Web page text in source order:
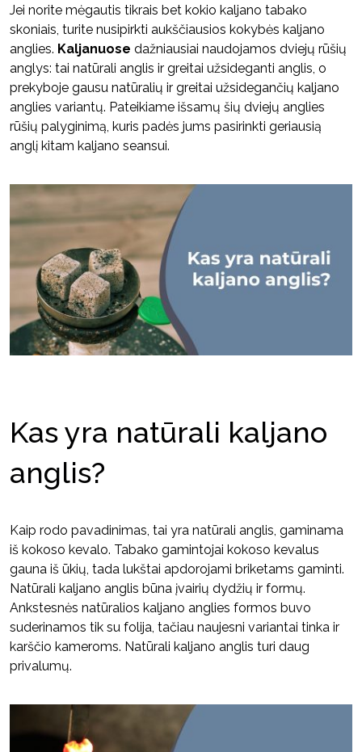
Jei norite mėgautis tikrais bet kokio kaljano tabako
skoniais, turite nusipirkti aukščiausios kokybės kaljano
anglies. Kaljanuose dažniausiai naudojamos dviejų rūšių
anglys: tai natūrali anglis ir greitai užsideganti anglis, o
prekyboje gausu natūralių ir greitai užsidegančių kaljano
anglies variantų. Pateikiame išsamų šių dviejų anglies
rūšių palyginimą, kuris padės jums pasirinkti geriausią
anglį kitam kaljano seansui.
Kas yra natūrali kaljano
anglis?
Kaip rodo pavadinimas, tai yra natūrali anglis, gaminama
iš kokoso kevalo. Tabako gamintojai kokoso kevalus
gauna iš ūkių, tada lukštai apdorojami briketams gaminti.
Natūrali kaljano anglis būna įvairių dydžių ir formų.
Ankstesnės natūralios kaljano anglies formos buvo
suderinamos tik su folija, tačiau naujesni variantai tinka ir
karščio kameroms. Natūrali kaljano anglis turi daug
privalumų.